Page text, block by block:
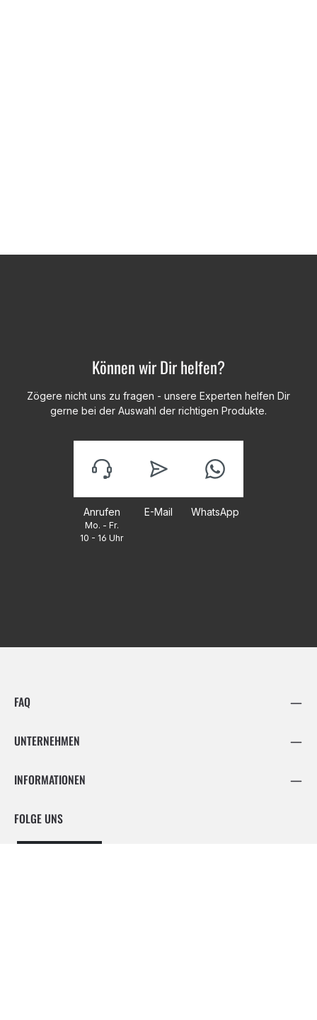
Können wir Dir helfen?
Zögere nicht uns zu fragen - unsere Experten helfen Dir
gerne bei der Auswahl der richtigen Produkte.
Anrufen
Mo. - Fr.
10 - 16 Uhr
E-Mail WhatsApp
FAQ
UNTERNEHMEN
INFORMATIONEN
FOLGE UNS